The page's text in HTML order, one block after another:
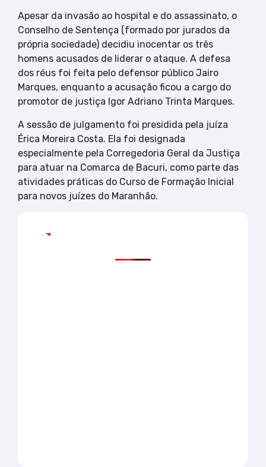
Apesar da invasão ao hospital e do assassinato, o
Conselho de Sentença (formado por jurados da
própria sociedade) decidiu inocentar os três
homens acusados de liderar o ataque. A defesa
dos réus foi feita pelo defensor público Jairo
Marques, enquanto a acusação ficou a cargo do
promotor de justiça Igor Adriano Trinta Marques.
A sessão de julgamento foi presidida pela juíza
Érica Moreira Costa. Ela foi designada
especialmente pela Corregedoria Geral da Justiça
para atuar na Comarca de Bacuri, como parte das
atividades práticas do Curso de Formação Inicial
para novos juízes do Maranhão.